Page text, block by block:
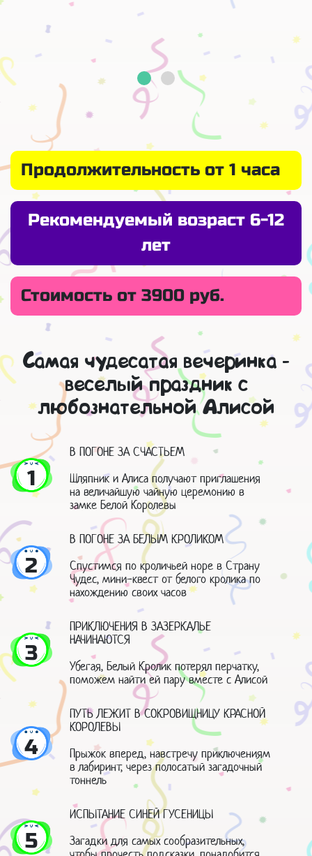
Продолжительность от 1 часа
Рекомендуемый возраст 6-12
лет
Стоимость от 3900 руб.
Самая чудесатая вечеринка -
веселый праздник с
любознательной Алисой
1
В ПОГОНЕ ЗА СЧАСТЬЕМ
Шляпник и Алиса получают приглашения
на величайшую чайную церемонию в
замке Белой Королевы
2
В ПОГОНЕ ЗА БЕЛЫМ КРОЛИКОМ
Спустимся по кроличьей норе в Страну
Чудес, мини-квест от белого кролика по
нахождению своих часов
3
ПРИКЛЮЧЕНИЯ В ЗАЗЕРКАЛЬЕ
НАЧИНАЮТСЯ
Убегая, Белый Кролик потерял перчатку,
поможем найти ей пару вместе с Алисой
4
ПУТЬ ЛЕЖИТ В СОКРОВИЩНИЦУ КРАСНОЙ
КОРОЛЕВЫ
Прыжок вперед, навстречу приключениям
в лабиринт, через полосатый загадочный
тоннель
5
ИСПЫТАНИЕ СИНЕЙ ГУСЕНИЦЫ
Загадки для самых сообразительных,